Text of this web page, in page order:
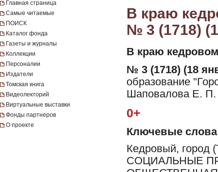
Главная страница
Самые читаемые
ПОИСК
Каталог фонда
Газеты и журналы
Коллекции
Персоналии
Издатели
Томская книга
Видеолекторий
Виртуальные выставки
Фонды партнеров
О проекте
В краю
№ 3 (1718)
В краю
№ 3 (1718) (18
образование
Шаповалова Е. П.
0+
Ключевые слова
Кедровый,
СОЦИАЛЬНЫЕ